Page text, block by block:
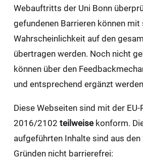
Webauftritts der Uni Bonn
gefundenen Barrieren können mit
Wahrscheinlichkeit auf den
übertragen werden. Noch nicht
können über den
und entsprechend ergänzt
Diese Webseiten sind mit der EU-
2016/2102 teilweisekonform.
aufgeführten Inhalte sind aus
Gründen nicht barrierefrei: